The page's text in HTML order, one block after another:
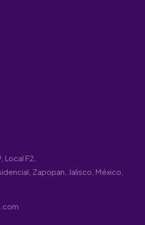
Local F2,
Zapopan, Jalisco, México,